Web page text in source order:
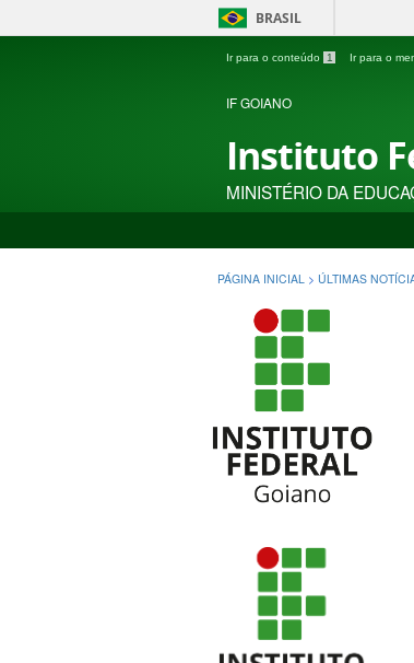
BRASIL
Ir para o conteúdo 1 Ir para o
IF GOIANO
Instituto
MINISTÉRIO DA
PÁGINA INICIAL > ÚLTIMAS